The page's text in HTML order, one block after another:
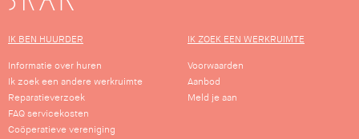
IK BEN HUURDER
Informatie over huren
Ik zoek een andere werkruimte
Reparatieverzoek
FAQ servicekosten
Coöperatieve vereniging
IK ZOEK EEN WERKRUIMTE
Voorwaarden
Aanbod
Meld je aan